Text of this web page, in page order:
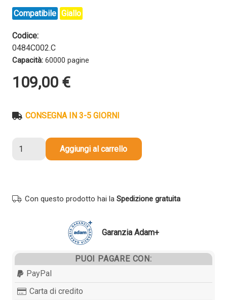
Compatibile Giallo
Codice:
0484C002.C
Capacità: 60000 pagine
109,00 €
CONSEGNA IN 3-5 GIORNI
compatibile
EXV51Y
Aggiungi al carrello
Con questo prodotto hai la Spedizione gratuita
Garanzia Adam+
PUOI PAGARE CON:
PayPal
Carta di credito